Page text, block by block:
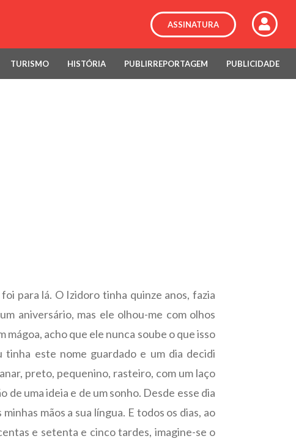
ASSINATURA
TURISMO HISTÓRIA PUBLIRREPORTAGEM PUBLICIDADE
para lá. O Izidoro tinha quinze anos, fazia
aniversário, mas ele olhou-me com olhos
mágoa, acho que ele nunca soube o que isso
este nome guardado e um dia decidi
preto, pequenino, rasteiro, com um laço
de uma ideia e de um sonho. Desde esse dia
mãos a sua língua. E todos os dias, ao
e setenta e cinco tardes, imagine-se o